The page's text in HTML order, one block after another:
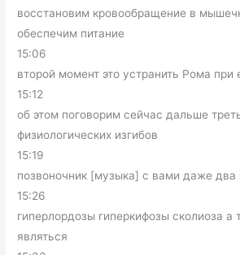
восстановим кровообращение в
обеспечим питание
15:06
второй момент это устранить Рома при
15:12
об этом поговорим сейчас дальше
физиологических изгибов
15:19
позвоночник [музыка] с вами даже два
15:26
гиперлордозы гиперкифозы сколиоза а
являться